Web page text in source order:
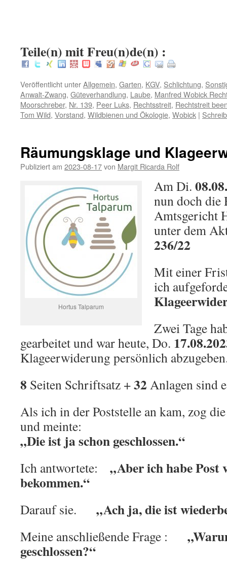
Teile(n) mit Freu(n)de(n) :
Veröffentlicht unterAllgemein, Garten, KGV, Schlichtung,
Anwalt-Zwang, Güteverhandlung, Laube, Manfred Wobick
Moorschreber, Nr. 139, Peer Luks, Rechtsstreit, Rechtstreit
Tom Wild, Vorstand, Wildbienen und Ökologie, Wobick |
Räumungsklage und
Publiziert am 2023-08-17von Margit Ricarda Rolf
Hortus Talparum
Am Di.
nun doch die
Amtsgericht
unter dem
236/22
Mit einer
ich
Zwei Tage
gearbeitet und war heute, Do.
Klageerwiderung persönlich
8 Seiten Schriftsatz +32 Anlagen sind
Als ich in der Poststelle an kam, zog
und meinte:
„Die ist ja schon geschlossen.“
Ich antwortete: „Aber ich habe Post
bekommen.“
Darauf sie. „Ach ja, die ist
Meine anschließende Frage :
geschlossen?“